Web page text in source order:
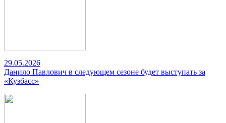
29.05.2026
Данило Павлович в следующем сезоне будет выступать за
«Кузбасс»